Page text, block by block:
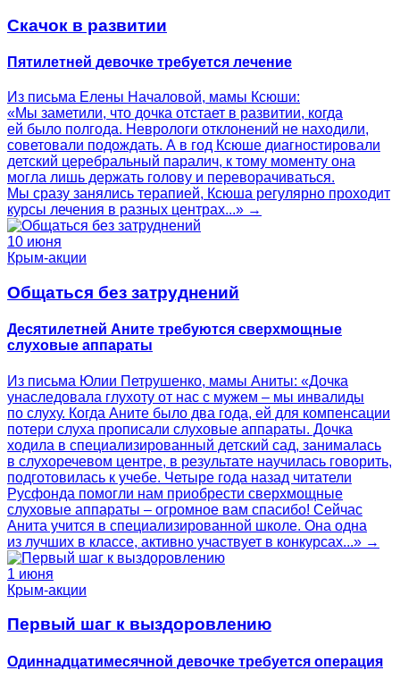
Скачок в развитии
Пятилетней девочке требуется лечение
Из письма Елены Началовой, мамы Ксюши:
«Мы заметили, что дочка отстает в развитии, когда
ей было полгода. Неврологи отклонений не находили,
советовали подождать. А в год Ксюше диагностировали
детский церебральный паралич, к тому моменту она
могла лишь держать голову и переворачиваться.
Мы сразу занялись терапией, Ксюша регулярно проходит
курсы лечения в разных центрах...» →
10 июня
Крым-акции
Общаться без затруднений
Десятилетней Аните требуются сверхмощные
слуховые аппараты
Из письма Юлии Петрушенко, мамы Аниты: «Дочка
унаследовала глухоту от нас с мужем – мы инвалиды
по слуху. Когда Аните было два года, ей для компенсации
потери слуха прописали слуховые аппараты. Дочка
ходила в специализированный детский сад, занималась
в слухоречевом центре, в результате научилась говорить,
подготовилась к учебе. Четыре года назад читатели
Русфонда помогли нам приобрести сверхмощные
слуховые аппараты – огромное вам спасибо! Сейчас
Анита учится в специализированной школе. Она одна
из лучших в классе, активно участвует в конкурсах...» →
1 июня
Крым-акции
Первый шаг к выздоровлению
Одиннадцатимесячной девочке требуется операция